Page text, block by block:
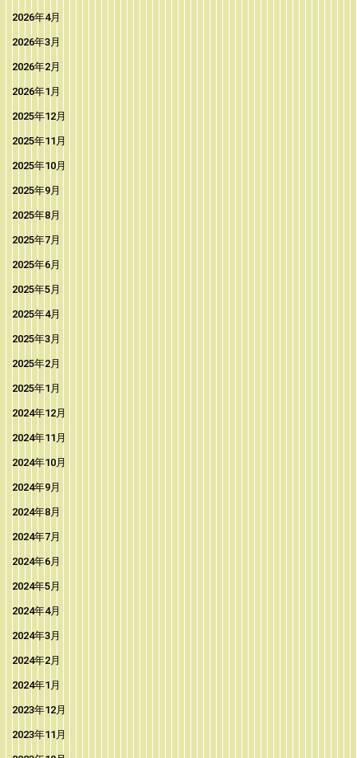
2026年4月
2026年3月
2026年2月
2026年1月
2025年12月
2025年11月
2025年10月
2025年9月
2025年8月
2025年7月
2025年6月
2025年5月
2025年4月
2025年3月
2025年2月
2025年1月
2024年12月
2024年11月
2024年10月
2024年9月
2024年8月
2024年7月
2024年6月
2024年5月
2024年4月
2024年3月
2024年2月
2024年1月
2023年12月
2023年11月